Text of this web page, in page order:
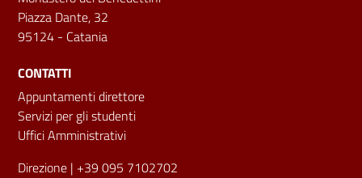
Piazza Dante, 32
95124 - Catania
CONTATTI
Appuntamenti direttore
Servizi per gli studenti
Uffici Amministrativi
Direzione | +39 095 7102702